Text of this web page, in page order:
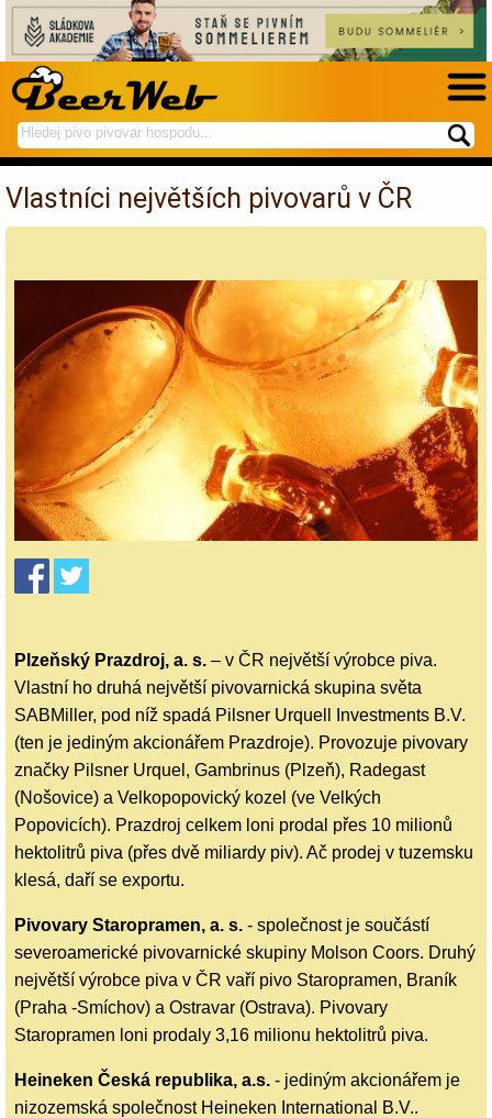
hledej
na
BeerWeb
spustí
hledání
Vlastníci největších pivovarů v ČR
Plzeňský Prazdroj, a. s. – v ČR největší výrobce piva.
Vlastní ho druhá největší pivovarnická skupina světa
SABMiller, pod níž spadá Pilsner Urquell Investments B.V.
(ten je jediným akcionářem Prazdroje). Provozuje pivovary
značky Pilsner Urquel, Gambrinus (Plzeň), Radegast
(Nošovice) a Velkopopovický kozel (ve Velkých
Popovicích). Prazdroj celkem loni prodal přes 10 milionů
hektolitrů piva (přes dvě miliardy piv). Ač prodej v tuzemsku
klesá, daří se exportu.
Pivovary Staropramen, a. s. - společnost je součástí
severoamerické pivovarnické skupiny Molson Coors. Druhý
největší výrobce piva v ČR vaří pivo Staropramen, Braník
(Praha -Smíchov) a Ostravar (Ostrava). Pivovary
Staropramen loni prodaly 3,16 milionu hektolitrů piva.
Heineken Česká republika, a.s. - jediným akcionářem je
nizozemská společnost Heineken International B.V..